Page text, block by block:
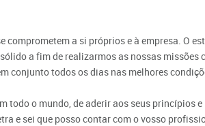
comprometem a si próprios e à empresa. O
a fim de realizarmos as nossas missões
conjunto todos os dias nas melhores
todo o mundo, de aderir aos seus princípios
e sei que posso contar com o vosso